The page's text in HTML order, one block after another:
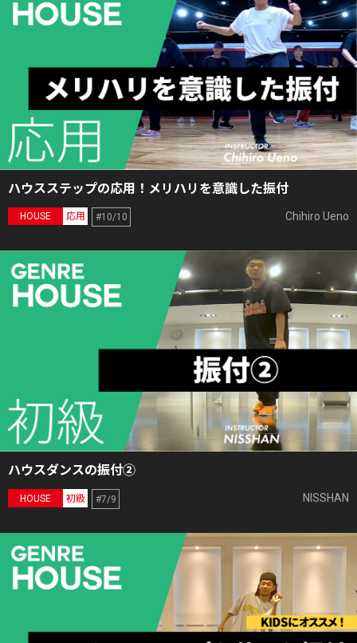
ハウスステップの応用！メリハリを意識した振付
HOUSE 応用 #10/10 Chihiro Ueno
ハウスダンスの振付②
HOUSE 初級 #7/9 NISSHAN